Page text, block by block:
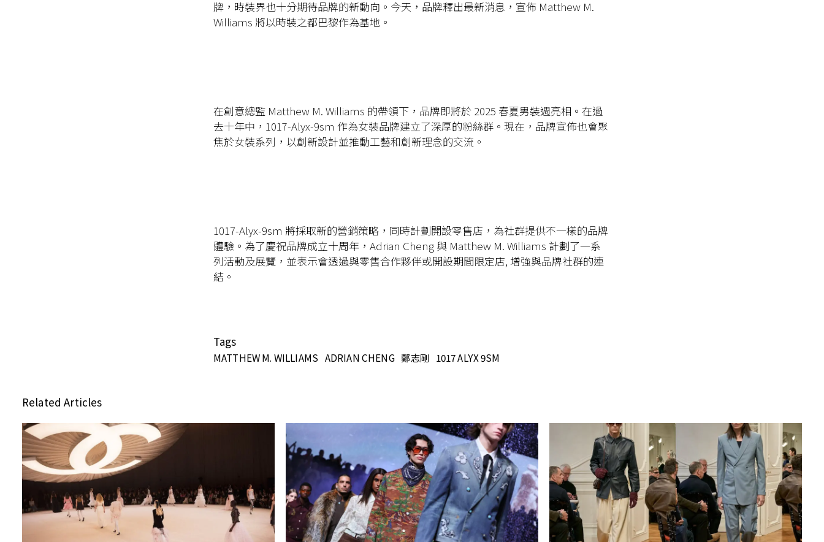
牌，時裝界也十分期待品牌的新動向。今天，品牌釋出最新消息，宣佈 Matthew M.
Williams 將以時裝之都巴黎作為基地。
在創意總監 Matthew M. Williams 的帶領下，品牌即將於 2025 春夏男裝週亮相。在過
去十年中， 1017-Alyx-9sm 作為女裝品牌建立了深厚的粉絲群。現在，品牌宣佈也會聚
焦於女裝系列，以創新設計並推動工藝和創新理念的交流。
1017-Alyx-9sm 將採取新的營銷策略，同時計劃開設零售店，為社群提供不一樣的品牌
體驗。為了慶祝品牌成立十周年， Adrian Cheng 與 Matthew M. Williams 計劃了一系
列活動及展覽，並表示會透過與零售合作夥伴或開設期間限定店, 增強與品牌社群的連
結。
Tags
MATTHEW M. WILLIAMS ADRIAN CHENG 鄭志剛 1017 ALYX 9SM
Related Articles